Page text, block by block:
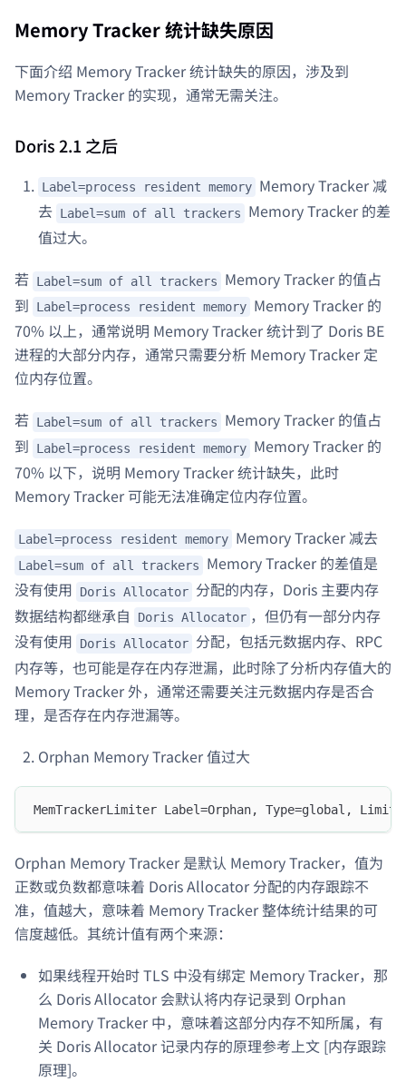
Memory Tracker 统计缺失原因
下面介绍 Memory Tracker 统计缺失的原因，涉及到
Memory Tracker 的实现，通常无需关注。
Doris 2.1 之后
Label=process resident memory Memory Tracker 减
去 Label=sum of all trackers
Memory Tracker 的差
值过大。
若 Label=sum of all trackers
Memory Tracker 的值占
到
Label=process resident memory Memory Tracker 的
70% 以上，通常说明 Memory Tracker 统计到了 Doris BE
进程的大部分内存，通常只需要分析 Memory Tracker 定
位内存位置。
若 Label=sum of all trackers
Memory Tracker 的值占
到
Label=process resident memory Memory Tracker 的
70% 以下，说明 Memory Tracker 统计缺失，此时
Memory Tracker 可能无法准确定位内存位置。
Label=process resident memory Memory Tracker 减去
Label=sum of all trackers
Memory Tracker 的差值是
没有使用
Doris Allocator 分配的内存，Doris 主要内存
数据结构都继承自
Doris Allocator ，但仍有一部分内存
没有使用
Doris Allocator 分配，包括元数据内存、RPC
内存等，也可能是存在内存泄漏，此时除了分析内存值大的
Memory Tracker 外，通常还需要关注元数据内存是否合
理，是否存在内存泄漏等。
Orphan Memory Tracker 值过大
MemTrackerLimiter Label=Orphan, Type=global,
Orphan Memory Tracker 是默认 Memory Tracker，值为
正数或负数都意味着 Doris Allocator 分配的内存跟踪不
准，值越大，意味着 Memory Tracker 整体统计结果的可
信度越低。其统计值有两个来源：
如果线程开始时 TLS 中没有绑定 Memory Tracker，那
么 Doris Allocator 会默认将内存记录到 Orphan
Memory Tracker 中，意味着这部分内存不知所属，有
关 Doris Allocator 记录内存的原理参考上文 [内存跟踪
原理]。